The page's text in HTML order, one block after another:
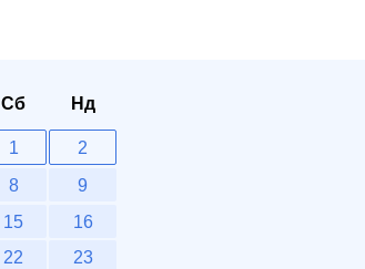
Сб Нд
1
2
8
9
15
16
22
23